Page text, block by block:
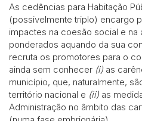
As cedências para Habitação
(possivelmente triplo) encargo
impactes na coesão social e na
ponderados aquando da sua
recruta os promotores para o
ainda sem conhecer (i) as
município, que, naturalmente,
território nacional e (ii) as
Administração no âmbito das